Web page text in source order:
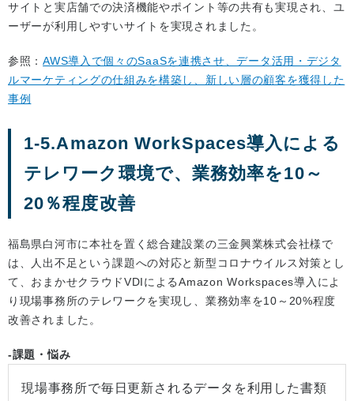
サイトと実店舗での決済機能やポイント等の共有も実現され、ユ
ーザーが利用しやすいサイトを実現されました。
参照：AWS導入で個々のSaaSを連携させ、データ活用・デジタ
ルマーケティングの仕組みを構築し、新しい層の顧客を獲得した
事例
1-5.Amazon WorkSpaces導入による
テレワーク環境で、業務効率を10～
20％程度改善
福島県白河市に本社を置く総合建設業の三金興業株式会社様で
は、人出不足という課題への対応と新型コロナウイルス対策とし
て、おまかせクラウドVDIによるAmazon Workspaces導入によ
り現場事務所のテレワークを実現し、業務効率を10～20%程度
改善されました。
-課題・悩み
現場事務所で毎日更新されるデータを利用した書類